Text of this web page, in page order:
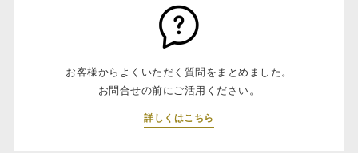
お客様からよくいただく質問をまとめました。
お問合せの前にご活用ください。
詳しくはこちら